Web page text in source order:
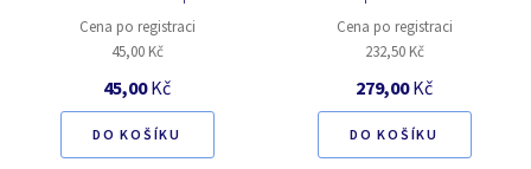
Cena po registraci
45,00 Kč
45,00Kč
DO KOŠÍKU
Cena po registraci
232,50 Kč
279,00Kč
DO KOŠÍKU